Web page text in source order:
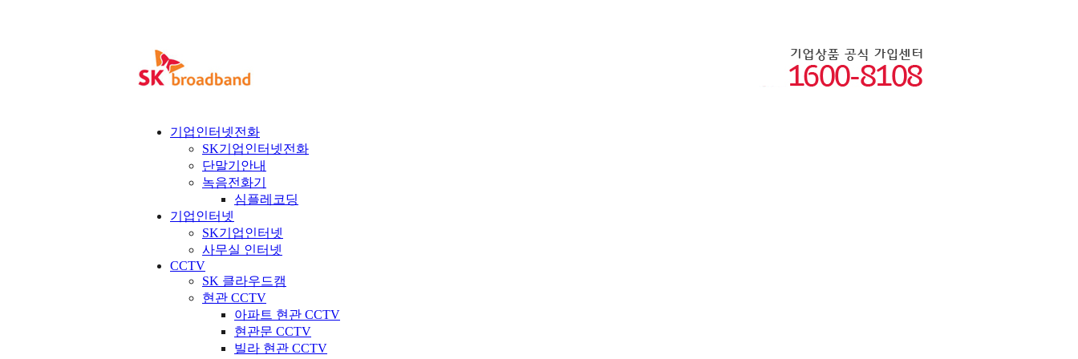
기업인터넷전화
SK기업인터넷전화
단말기안내
녹음전화기
심플레코딩
기업인터넷
SK기업인터넷
사무실 인터넷
CCTV
SK 클라우드캠
현관 CCTV
아파트 현관 CCTV
현관문 CCTV
빌라 현관 CCTV